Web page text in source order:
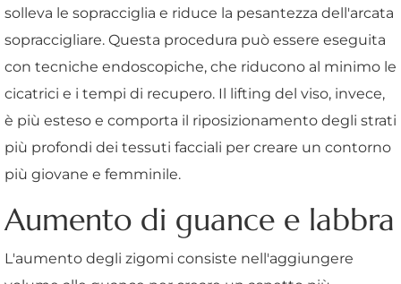
solleva le sopracciglia e riduce la pesantezza dell'arcata
sopraccigliare. Questa procedura può essere eseguita
con tecniche endoscopiche, che riducono al minimo le
cicatrici e i tempi di recupero. Il lifting del viso, invece,
è più esteso e comporta il riposizionamento degli strati
più profondi dei tessuti facciali per creare un contorno
più giovane e femminile.
Aumento di guance e labbra
L'aumento degli zigomi consiste nell'aggiungere